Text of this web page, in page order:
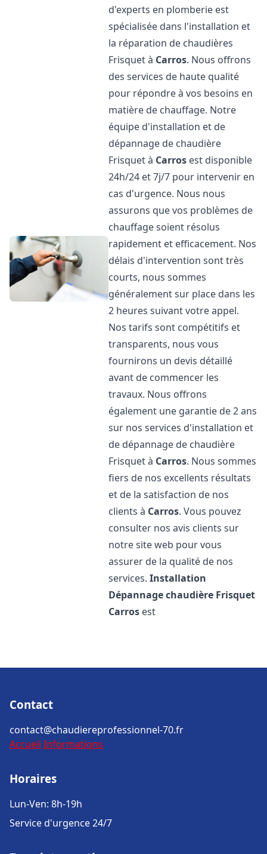
d'experts en plomberie est
spécialisée dans l'installation et
la réparation de chaudières
Frisquet à Carros. Nous offrons
des services de haute qualité
pour répondre à vos besoins en
matière de chauffage. Notre
équipe d'installation et de
dépannage de chaudière
Frisquet à Carros est disponible
24h/24 et 7j/7 pour intervenir en
cas d'urgence. Nous nous
assurons que vos problèmes de
chauffage soient résolus
rapidement et efficacement. Nos
délais d'intervention sont très
courts, nous sommes
généralement sur place dans les
2 heures suivant votre appel.
Nos tarifs sont compétitifs et
transparents, nous vous
fournirons un devis détaillé
avant de commencer les
travaux. Nous offrons
également une garantie de 2 ans
sur nos services d'installation et
de dépannage de chaudière
Frisquet à Carros. Nous sommes
fiers de nos excellents résultats
et de la satisfaction de nos
clients à Carros. Vous pouvez
consulter nos avis clients sur
notre site web pour vous
assurer de la qualité de nos
services.Installation
Dépannage chaudière Frisquet
Carros est
Contact
contact@chaudiereprofessionnel-70.fr
Accueil Informations
Horaires
Lun-Ven: 8h-19h
Service d'urgence 24/7